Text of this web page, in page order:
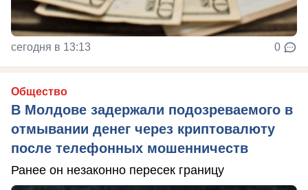
сегодня в 13:13 0
Общество
В Молдове задержали подозреваемого в
отмывании денег через криптовалюту
после телефонных мошенничеств
Ранее он незаконно пересек границу